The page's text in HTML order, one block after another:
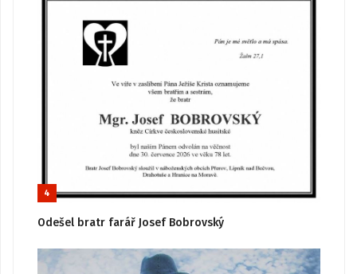
4
Odešel bratr farář Josef Bobrovský